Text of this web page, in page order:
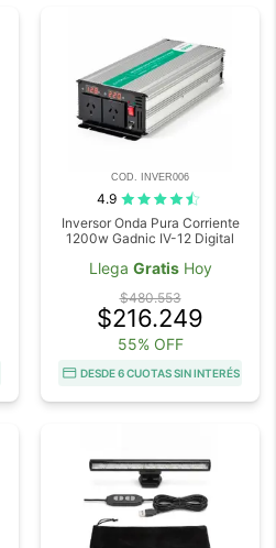
COD. INVER006
4.9
Inversor Onda Pura Corriente
1200w Gadnic IV-12 Digital
Llega GratisHoy
$480.553
$216.249
55% OFF
DESDE 6 CUOTAS SIN INTERÉS